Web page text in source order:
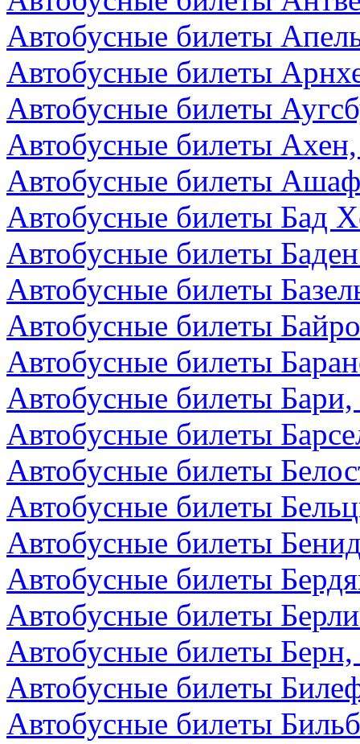
Автобусные билеты
Автобусные билеты
Автобусные билеты
Автобусные билеты
Автобусные билеты
Автобусные билеты Бад
Автобусные билеты
Автобусные билеты
Автобусные билеты
Автобусные билеты
Автобусные билеты
Автобусные билеты
Автобусные билеты
Автобусные билеты
Автобусные билеты
Автобусные билеты
Автобусные билеты
Автобусные билеты
Автобусные билеты
Автобусные билеты